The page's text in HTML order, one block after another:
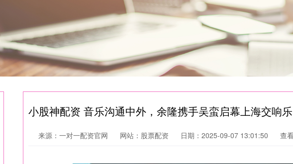
小股神配资 音乐沟通中外，余隆携手吴蛮启幕上海交响
来源：一对一配资官网 网站：股票配资 日期：2025-09-07 13:01:50 查